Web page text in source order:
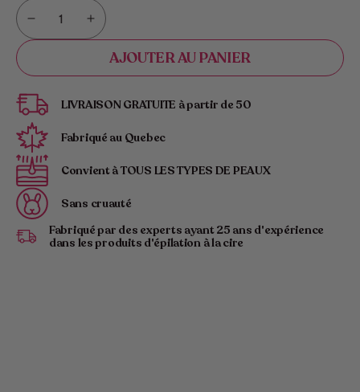
Quantité
Diminuer
la
pour
Kimika
|
Silky
Glide
:
Spatule
épilatoire
en
métal
Augmenter
les
quantités
pour
|
Glide
Spatule
en
métal
AJOUTER AU PANIER
LIVRAISON GRATUITE à partir de 50
Fabriqué au Quebec
Convient à TOUS LES TYPES DE PEAUX
Sans cruauté
Fabriqué par des experts ayant 25 ans d'expérience
dans les produits d'épilation à la cire